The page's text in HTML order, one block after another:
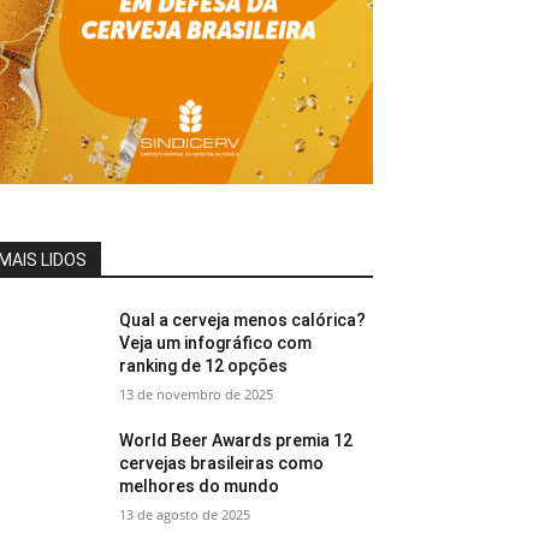
LIDOS
Qual a cerveja menos calórica?
Veja um infográfico com
ranking de 12 opções
13 de novembro de 2025
World Beer Awards premia 12
cervejas brasileiras como
melhores do mundo
13 de agosto de 2025